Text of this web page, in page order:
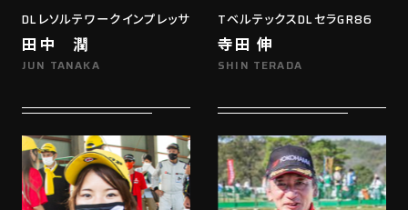
DLレソルテワークインプレッサ
田中 潤
JUN TANAKA
TベルテックスDLセラGR86
寺田 伸
SHIN TERADA